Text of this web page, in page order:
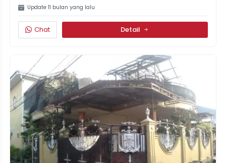
Update 11 bulan yang lalu
Chat Detail